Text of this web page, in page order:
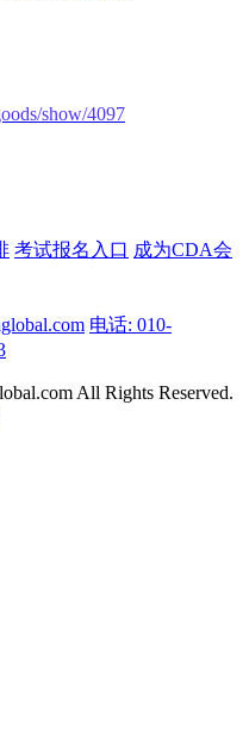
show/4097
考试报名入口 成为CDA会
电话: 010-
All Rights Reserved.